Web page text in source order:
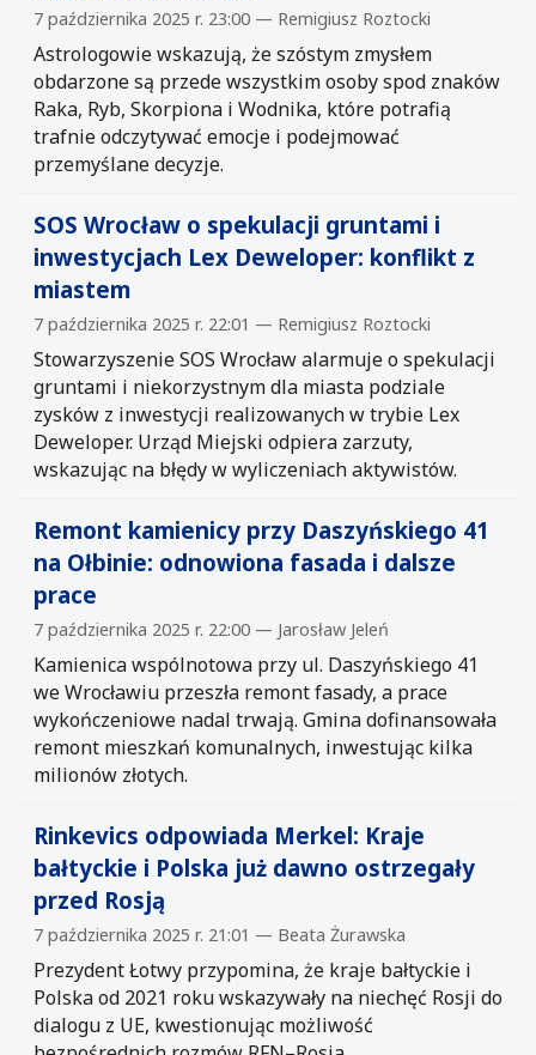
7 października 2025 r. 23:00 — Remigiusz Roztocki
Astrologowie wskazują, że szóstym zmysłem
obdarzone są przede wszystkim osoby spod znaków
Raka, Ryb, Skorpiona i Wodnika, które potrafią
trafnie odczytywać emocje i podejmować
przemyślane decyzje.
SOS Wrocław o spekulacji gruntami i
inwestycjach Lex Deweloper: konflikt z
miastem
7 października 2025 r. 22:01 — Remigiusz Roztocki
Stowarzyszenie SOS Wrocław alarmuje o spekulacji
gruntami i niekorzystnym dla miasta podziale
zysków z inwestycji realizowanych w trybie Lex
Deweloper. Urząd Miejski odpiera zarzuty,
wskazując na błędy w wyliczeniach aktywistów.
Remont kamienicy przy Daszyńskiego 41
na Ołbinie: odnowiona fasada i dalsze
prace
7 października 2025 r. 22:00 — Jarosław Jeleń
Kamienica wspólnotowa przy ul. Daszyńskiego 41
we Wrocławiu przeszła remont fasady, a prace
wykończeniowe nadal trwają. Gmina dofinansowała
remont mieszkań komunalnych, inwestując kilka
milionów złotych.
Rinkevics odpowiada Merkel: Kraje
bałtyckie i Polska już dawno ostrzegały
przed Rosją
7 października 2025 r. 21:01 — Beata Żurawska
Prezydent Łotwy przypomina, że kraje bałtyckie i
Polska od 2021 roku wskazywały na niechęć Rosji do
dialogu z UE, kwestionując możliwość